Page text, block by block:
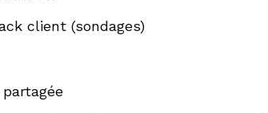
client (sondages)